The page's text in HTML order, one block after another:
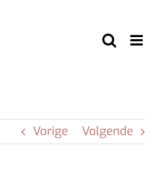
Vorige Volgende